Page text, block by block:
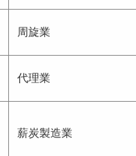
周旋業
代理業
薪炭製造業